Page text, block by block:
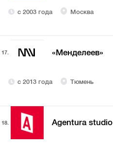
с 2003 года Москва
17. «Менделеев»
с 2013 года Тюмень
18. Agentura studio